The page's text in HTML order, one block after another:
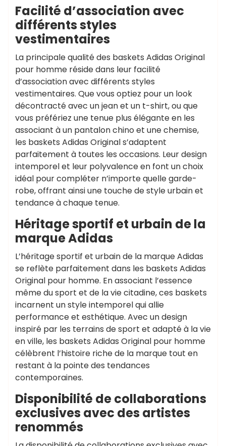
Facilité d’association avec
différents styles
vestimentaires
La principale qualité des baskets Adidas Original
pour homme réside dans leur facilité
d’association avec différents styles
vestimentaires. Que vous optiez pour un look
décontracté avec un jean et un t-shirt, ou que
vous préfériez une tenue plus élégante en les
associant à un pantalon chino et une chemise,
les baskets Adidas Original s’adaptent
parfaitement à toutes les occasions. Leur design
intemporel et leur polyvalence en font un choix
idéal pour compléter n’importe quelle garde-
robe, offrant ainsi une touche de style urbain et
tendance à chaque tenue.
Héritage sportif et urbain de la
marque Adidas
L’héritage sportif et urbain de la marque Adidas
se reflète parfaitement dans les baskets Adidas
Original pour homme. En associant l’essence
même du sport et de la vie citadine, ces baskets
incarnent un style intemporel qui allie
performance et esthétique. Avec un design
inspiré par les terrains de sport et adapté à la vie
en ville, les baskets Adidas Original pour homme
célèbrent l’histoire riche de la marque tout en
restant à la pointe des tendances
contemporaines.
Disponibilité de collaborations
exclusives avec des artistes
renommés